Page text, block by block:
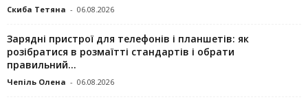
Скиба Тетяна - 06.08.2026
Зарядні пристрої для телефонів і планшетів: як
розібратися в розмаїтті стандартів і обрати
правильний...
Чепіль Олена - 06.08.2026